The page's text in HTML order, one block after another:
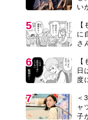
あ
タ
9
演
期
紙
期
10
古
82
オ
年